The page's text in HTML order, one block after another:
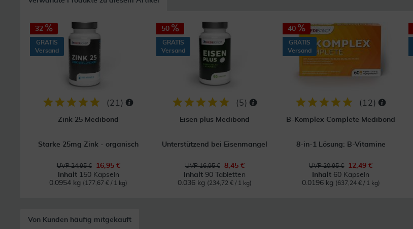
32
GRATIS
Versand
(21 )
Zink 25 Medibond
Starke 25mg Zink - organisch
UVP 24,95 €
16,95 €
Inhalt 150 Kapseln
0.0954 kg (177,67 € / 1 kg)
50
GRATIS
Versand
(5)
Eisen plus Medibond
Unterstützend bei Eisenmangel
UVP 16,95 €
8,45 €
Inhalt 90 Tabletten
0.036 kg (234,72 € / 1 kg)
40
GRATIS
Versand
( 12 )
B-Komplex Complete Medibond
8-in-1 Lösung: B-Vitamine
UVP 20,95 €
12,49 €
Inhalt 60 Kapseln
0.0196 kg (637,24 € / 1 kg)
Von Kunden häufig mitgekauft